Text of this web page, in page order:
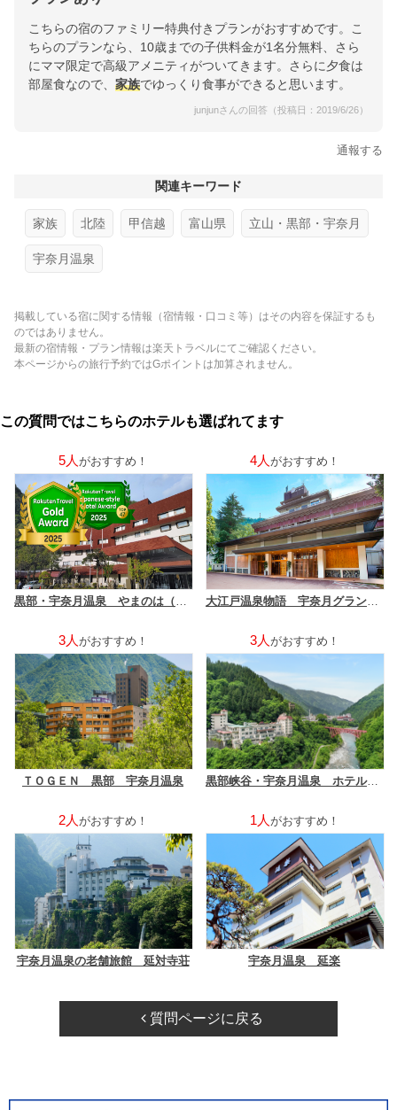
こちらの宿のファミリー特典付きプランがおすすめです。こ
ちらのプランなら、10歳までの子供料金が1名分無料、さら
にママ限定で高級アメニティがついてきます。さらに夕食は
部屋食なので、 家族でゆっくり食事ができると思います。
junjunさんの回答（投稿日：2019/6/26）
通報する
関連キーワード
家族 北陸 甲信越 富山県 立山・黒部・宇奈月
宇奈月温泉
掲載している宿に関する情報（宿情報・口コミ等）はその内容を保証するも
のではありません。
最新の宿情報・プラン情報は楽天トラベルにてご確認ください。
本ページからの旅行予約ではGポイントは加算されません。
この質問ではこちらのホテルも選ばれてます
5人 がおすすめ！ 4人 がおすすめ！
3人 がおすすめ！
ＴＯＧＥＮ 黒部 宇奈月温泉
3人 がおすすめ！
黒部峡谷・宇奈月温泉 ホテル黒部
2人 がおすすめ！
宇奈月温泉の老舗旅館 延対寺荘
1人 がおすすめ！
宇奈月温泉 延楽
質問ページに戻る